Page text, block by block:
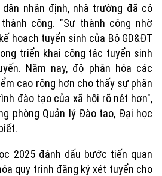
nhận định, nhà trường đã có
công. "Sự thành công nhờ
hoạch tuyển sinh của Bộ GD&ĐT
triển khai công tác tuyển sinh
Năm nay, độ phân hóa các
cao rộng hơn cho thấy sự phân
đào tạo của xã hội rõ nét hơn",
phòng Quản lý Đào tạo, Đại học
2025 đánh dấu bước tiến quan
quy trình đăng ký xét tuyển cho